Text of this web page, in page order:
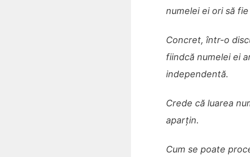
numelei ei ori să
Concret, într-o
fiindcă numelei ei
independentă.
Crede că luarea
aparţin.
Cum se poate